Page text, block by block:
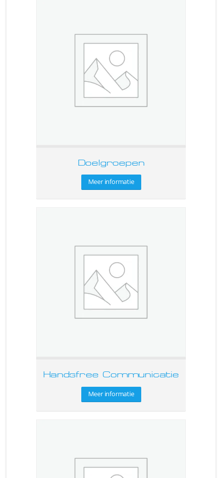
Doelgroepen
Meer informatie
Handsfree Communicatie
Meer informatie